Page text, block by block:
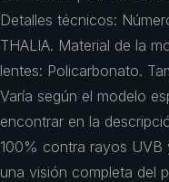
Detalles técnicos:
THALIA. Material de la
lentes: Policarbonato.
Varía según el modelo
encontrar en la
100% contra rayos UVB
una visión completa del